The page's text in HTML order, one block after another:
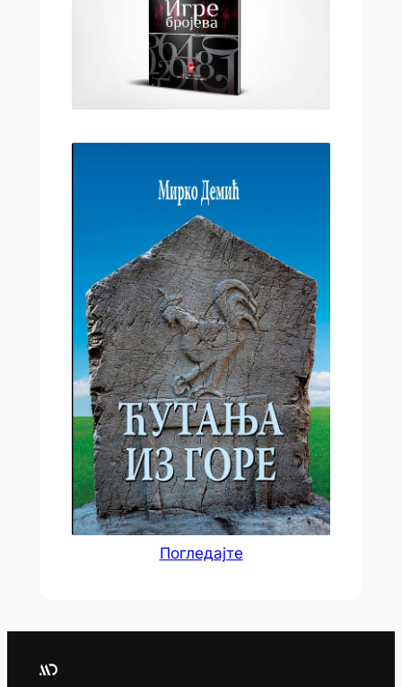
Погледајте